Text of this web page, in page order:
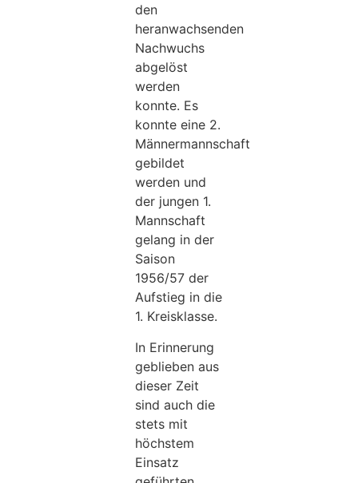
den
heranwachsenden
Nachwuchs
abgelöst
werden
konnte. Es
konnte eine 2.
Männermannschaft
gebildet
werden und
der jungen 1.
Mannschaft
gelang in der
Saison
1956/57 der
Aufstieg in die
1. Kreisklasse.
In Erinnerung
geblieben aus
dieser Zeit
sind auch die
stets mit
höchstem
Einsatz